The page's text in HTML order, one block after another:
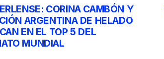
CORINA CAMBÓN Y
ARGENTINA DE HELADO
EN EL TOP 5 DEL
MUNDIAL